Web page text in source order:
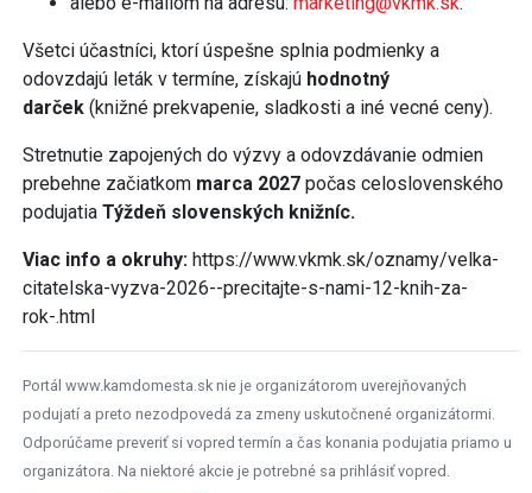
Všetci účastníci, ktorí úspešne splnia podmienky a
odovzdajú leták v termíne, získajú hodnotný
darček (knižné prekvapenie, sladkosti a iné vecné ceny).
Stretnutie zapojených do výzvy a odovzdávanie odmien
prebehne začiatkom marca 2027 počas celoslovenského
podujatia Týždeň slovenských knižníc.
Viac info a okruhy: https://www.vkmk.sk/oznamy/velka-
citatelska-vyzva-2026--precitajte-s-nami-12-knih-za-
rok-.html
Portál www.kamdomesta.sk nie je organizátorom uverejňovaných
podujatí a preto nezodpovedá za zmeny uskutočnené organizátormi.
Odporúčame preveriť si vopred termín a čas konania podujatia priamo u
organizátora. Na niektoré akcie je potrebné sa prihlásiť vopred.